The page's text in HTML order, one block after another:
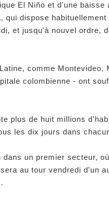
El Niño et d'une
qui dispose
et jusqu'à nouvel ordre,
comme Montevideo,
colombienne - ont
plus de huit millions
les dix jours dans
un premier secteur,
au tour vendredi d'un